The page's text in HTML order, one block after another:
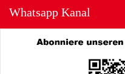
Whatsapp Kanal